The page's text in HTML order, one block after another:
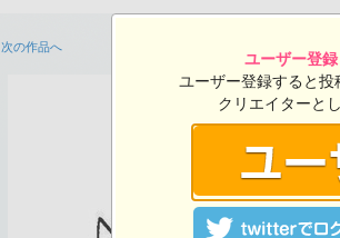
次の作品へ
2017-04-24 10:06:07 投稿
800×1004ピクセル
ユーザー登
ユーザー登録すると投
クリエイターと